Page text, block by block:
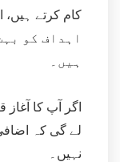
اہداف کو
ہیں۔
اگر آپ کا آغاز
لے گی کہ
نہیں۔